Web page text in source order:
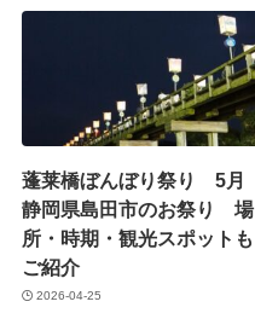
蓬莱橋ぼんぼり祭り 5月
静岡県島田市のお祭り 場
所・時期・観光スポットも
ご紹介
2026-04-25